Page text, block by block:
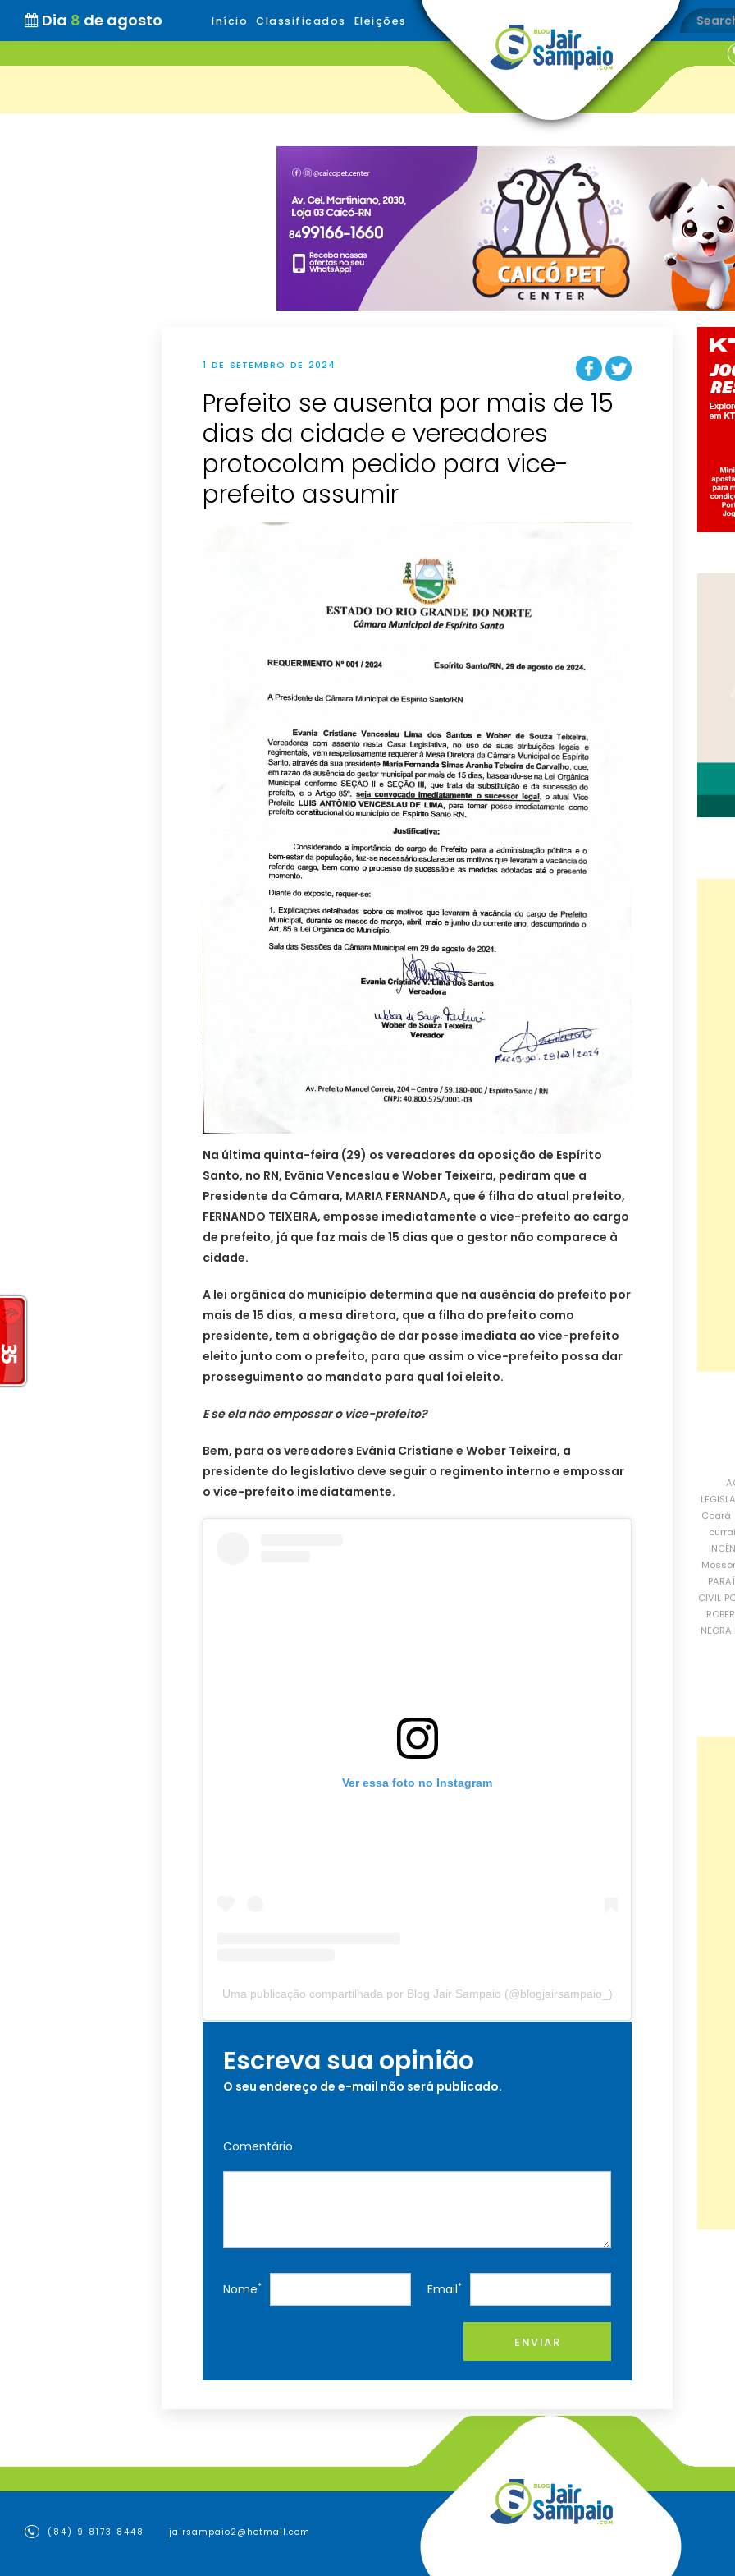
Dia 8 de agosto Início Classificados Eleições
1 DE SETEMBRO DE 2024
Prefeito se ausenta por mais de 15
dias da cidade e vereadores
protocolam pedido para vice-
prefeito assumir
Na última quinta-feira (29) os vereadores da oposição de Espírito
Santo, no RN, Evânia Venceslau e Wober Teixeira, pediram que a
Presidente da Câmara, MARIA FERNANDA, que é filha do atual prefeito,
FERNANDO TEIXEIRA, emposse imediatamente o vice-prefeito ao cargo
de prefeito, já que faz mais de 15 dias que o gestor não comparece à
cidade.
A lei orgânica do município determina que na ausência do prefeito por
mais de 15 dias, a mesa diretora, que a filha do prefeito como
presidente, tem a obrigação de dar posse imediata ao vice-prefeito
eleito junto com o prefeito, para que assim o vice-prefeito possa dar
prosseguimento ao mandato para qual foi eleito.
E se ela não empossar o vice-prefeito?
Bem, para os vereadores Evânia Cristiane e Wober Teixeira, a
presidente do legislativo deve seguir o regimento interno e empossar
o vice-prefeito imediatamente.
Ver essa foto no Instagram
Uma publicação compartilhada por Blog Jair Sampaio (@blogjairsampaio_)
Escreva sua opinião
O seu endereço de e-mail não será publicado.
Comentário
Nome* Email*
ENVIAR
Ceará
CIVIL
NEGRA
(84) 9 8173 8448 jairsampaio2@hotmail.com